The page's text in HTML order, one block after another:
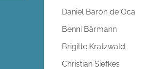
Daniel Barón de Oca
Benni Bärmann
Brigitte Kratzwald
Christian Siefkes